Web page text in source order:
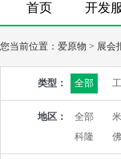
首页 开发
您当前位置： 爱原物 > 展会
类型： 全部
地区： 全部
科隆